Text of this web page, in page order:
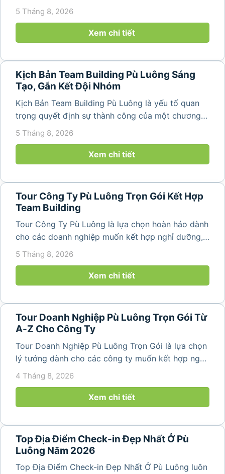
nhân viên và xây dựng tinh thần đồng đội trong
núi rừng hùng vĩ, không khí...
5 Tháng 8, 2026
Xem chi tiết
Kịch Bản Team Building Pù Luông Sáng
Tạo, Gắn Kết Đội Nhóm
Kịch Bản Team Building Pù Luông là yếu tố quan
trọng quyết định sự thành công của một chương
trình du lịch doanh nghiệp. Một kịch bản được xây
dựng bài bản không chỉ mang đến những phút
giây vui vẻ, sôi động mà còn...
5 Tháng 8, 2026
Xem chi tiết
Tour Công Ty Pù Luông Trọn Gói Kết Hợp
Team Building
Tour Công Ty Pù Luông là lựa chọn hoàn hảo dành
cho các doanh nghiệp muốn kết hợp nghỉ dưỡng,
team building và gắn kết tập thể trong không gian
Hóa vài giờ di chuyển,...
5 Tháng 8, 2026
Xem chi tiết
Tour Doanh Nghiệp Pù Luông Trọn Gói Từ
A-Z Cho Công Ty
Tour Doanh Nghiệp Pù Luông Trọn Gói là lựa chọn
lý tưởng dành cho các công ty muốn kết hợp nghỉ
dưỡng, gắn kết đội ngũ và tái tạo năng lượng sau
những ngày làm việc căng thẳng. Với cảnh quan
thiên nhiên trong lành,...
4 Tháng 8, 2026
Xem chi tiết
Top Địa Điểm Check-in Đẹp Nhất Ở Pù
Luông Năm 2026
Top Địa Điểm Check-in Đẹp Nhất Ở Pù Luông luôn